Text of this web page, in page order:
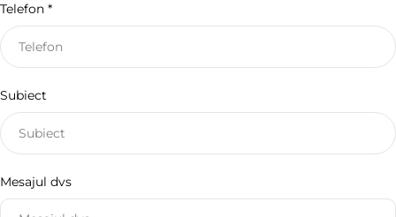
d
e
c
o
n
t
c
t
Telefon *
Subiect
Mesajul dvs